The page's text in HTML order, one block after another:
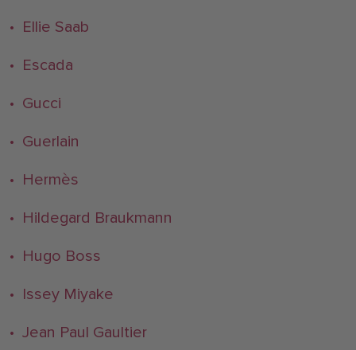
• Ellie Saab
• Escada
• Gucci
• Guerlain
• Hermès
• Hildegard Braukmann
• Hugo Boss
• Issey Miyake
• Jean Paul Gaultier